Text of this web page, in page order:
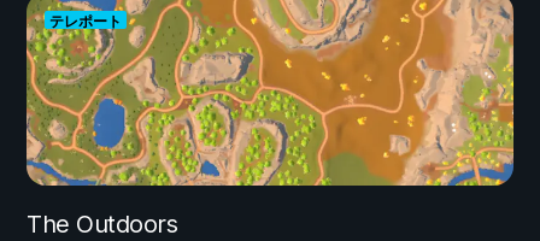
テレポート
The Outdoors